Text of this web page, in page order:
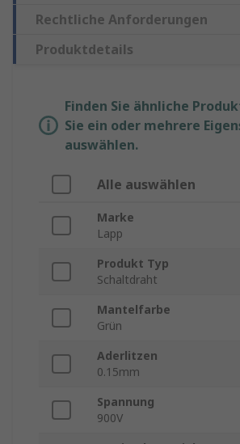
Rechtliche Anforderungen
Produktdetails
Finden Sie ähnliche
Sie ein oder mehrere
auswählen.
Alle auswählen
Marke
Lapp
Produkt Typ
Schaltdraht
Mantelfarbe
Grün
Aderlitzen
0.15mm
Spannung
900V